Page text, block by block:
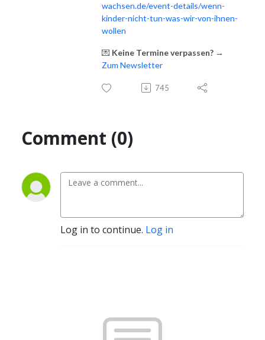
wachsen.de/event-details/wenn-
kinder-nicht-tun-was-wir-von-ihnen-
wollen
💌 Keine Termine verpassen? →
Zum Newsletter
745
Comment (0)
Log in to continue. Log in